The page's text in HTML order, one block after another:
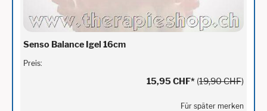
Senso Balance Igel 16cm
Preis:
15,95 CHF* (19,90 CHF)
Für später merken